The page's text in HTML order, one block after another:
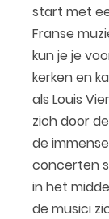
start met
Franse
kun je je
kerken en
als Louis
zich door
de
concerten
in het
de musici